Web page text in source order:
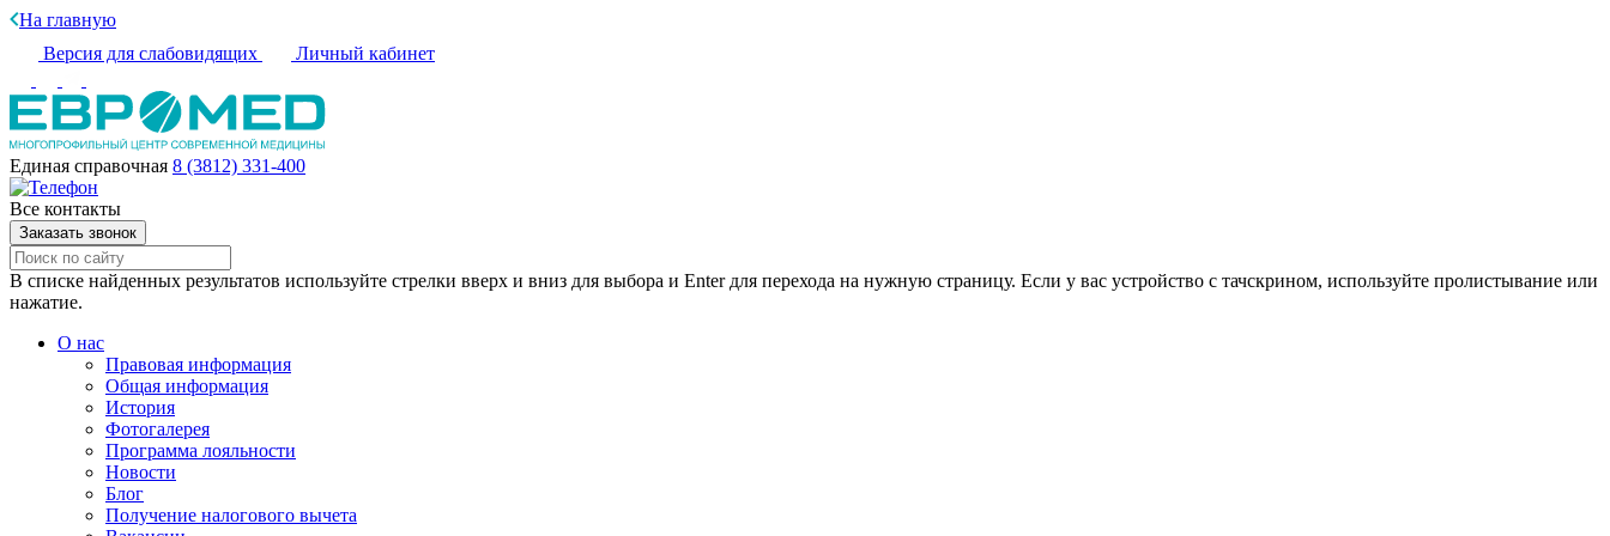
На главную
Версия для слабовидящих
Личный кабинет
Единая справочная 8 (3812) 331-400
Все контакты
Заказать звонок
В списке найденных результатов используйте стрелки вверх и вниз для выбора и Enter для перехода на нужную страницу. Если у вас устройство с тачскрином, используйте пролистывание или
нажатие.
О нас
Правовая информация
Общая информация
История
Фотогалерея
Программа лояльности
Новости
Блог
Получение налогового вычета